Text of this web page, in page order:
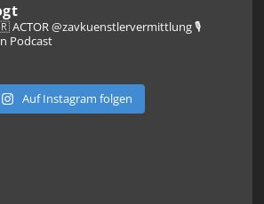
@zavkuenstlervermittlung🎙️
Podcast
Auf Instagram folgen